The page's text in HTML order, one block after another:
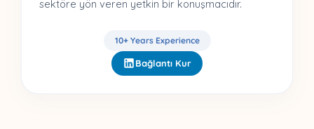
sektöre yön veren yetkin bir konuşmacıdır.
10+ Years Experience
Bağlantı Kur